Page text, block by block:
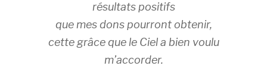
résultats positifs
que mes dons pourront obtenir,
cette grâce que le Ciel a bien voulu
m’accorder.